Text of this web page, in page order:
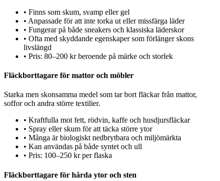
• Finns som skum, svamp eller gel
• Anpassade för att inte torka ut eller missfärga läder
• Fungerar på både sneakers och klassiska läderskor
• Ofta med skyddande egenskaper som förlänger skons
livslängd
• Pris: 80–200 kr beroende på märke och storlek
Fläckborttagare för mattor och möbler
Starka men skonsamma medel som tar bort fläckar från mattor,
soffor och andra större textilier.
• Kraftfulla mot fett, rödvin, kaffe och husdjursfläckar
• Spray eller skum för att täcka större ytor
• Många är biologiskt nedbrytbara och miljömärkta
• Kan användas på både syntet och ull
• Pris: 100–250 kr per flaska
Fläckborttagare för hårda ytor och sten